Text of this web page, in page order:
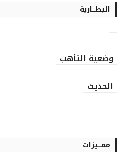
البطـــارية
وضعية التأهب
الحديث
ممـــيزات